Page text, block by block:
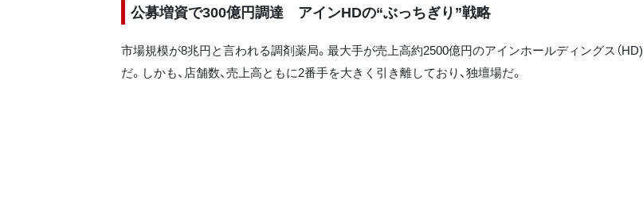
公募増資で300億円調達 アインHDの“ぶっちぎり”戦略
市場規模が8兆円と言われる調剤薬局。最大手が売上高約2500億円のアインホールディングス（HD)
だ。しかも、店舗数、売上高ともに2番手を大きく引き離しており、独壇場だ。